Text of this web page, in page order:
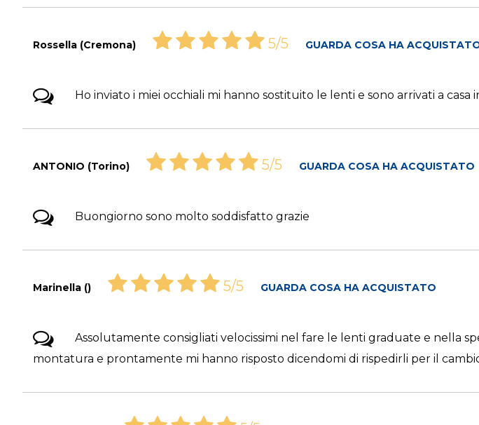
Rossella (Cremona) 5/5 GUARDA COSA HA
Ho inviato i miei occhiali mi hanno sostituito le lenti e sono arrivati a casa
ANTONIO (Torino) 5/5 GUARDA COSA HA ACQUISTATO
Buongiorno sono molto soddisfatto grazie
Marinella () 5/5 GUARDA COSA HA ACQUISTATO
Assolutamente consigliati velocissimi nel fare le lenti graduate e nella
montatura e prontamente mi hanno risposto dicendomi di rispedirli per il